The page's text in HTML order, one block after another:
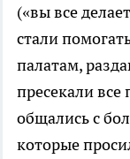
(«вы все
стали
палатам,
пресекали
общались с
которые